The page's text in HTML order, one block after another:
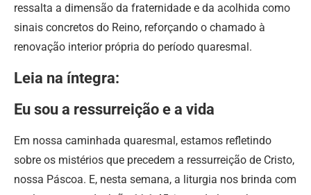
ressalta a dimensão da fraternidade e da acolhida como
sinais concretos do Reino, reforçando o chamado à
renovação interior própria do período quaresmal.
Leia na íntegra:
Eu sou a ressurreição e a vida
Em nossa caminhada quaresmal, estamos refletindo
sobre os mistérios que precedem a ressurreição de Cristo,
nossa Páscoa. E, nesta semana, a liturgia nos brinda com